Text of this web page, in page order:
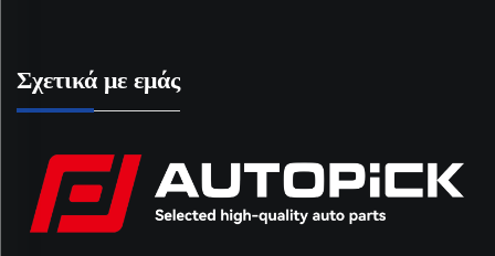
Σχετικά με εμάς